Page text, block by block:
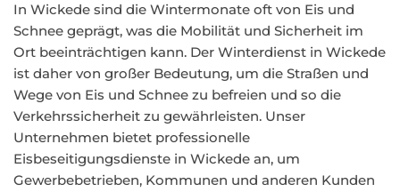
In Wickede sind die Wintermonate oft von Eis und
Schnee geprägt, was die Mobilität und Sicherheit im
Ort beeinträchtigen kann. Der Winterdienst in Wickede
ist daher von großer Bedeutung, um die Straßen und
Wege von Eis und Schnee zu befreien und so die
Verkehrssicherheit zu gewährleisten. Unser
Unternehmen bietet professionelle
Eisbeseitigungsdienste in Wickede an, um
Gewerbebetrieben, Kommunen und anderen Kunden